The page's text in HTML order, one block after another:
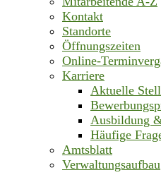
Kontakt
Standorte
Öffnungszeiten
Online-
Karriere
Aktuelle
Ausbildung
Häufige
Amtsblatt
Verwaltungsaufbau